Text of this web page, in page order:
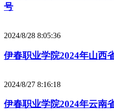
号
2024/8/28 8:05:36
伊春职业学院2024年山西
2024/8/27 8:16:18
伊春职业学院2024年云南